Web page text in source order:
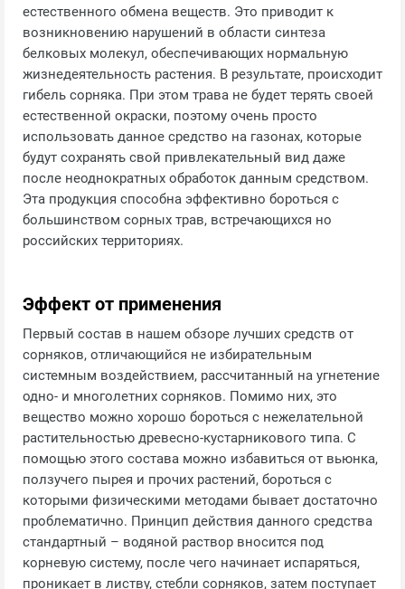
естественного обмена веществ. Это приводит к
возникновению нарушений в области синтеза
белковых молекул, обеспечивающих нормальную
жизнедеятельность растения. В результате, происходит
гибель сорняка. При этом трава не будет терять своей
естественной окраски, поэтому очень просто
использовать данное средство на газонах, которые
будут сохранять свой привлекательный вид даже
после неоднократных обработок данным средством.
Эта продукция способна эффективно бороться с
большинством сорных трав, встречающихся но
российских территориях.
Эффект от применения
Первый состав в нашем обзоре лучших средств от
сорняков, отличающийся не избирательным
системным воздействием, рассчитанный на угнетение
одно- и многолетних сорняков. Помимо них, это
вещество можно хорошо бороться с нежелательной
растительностью древесно-кустарникового типа. С
помощью этого состава можно избавиться от вьюнка,
ползучего пырея и прочих растений, бороться с
которыми физическими методами бывает достаточно
проблематично. Принцип действия данного средства
стандартный – водяной раствор вносится под
корневую систему, после чего начинает испаряться,
проникает в листву, стебли сорняков, затем поступает